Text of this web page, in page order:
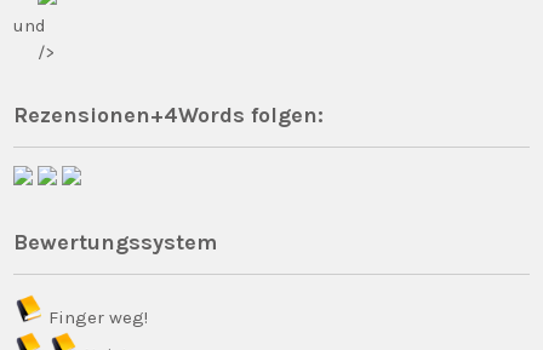
und
/>
Rezensionen+4Words folgen:
Bewertungssystem
Finger weg!